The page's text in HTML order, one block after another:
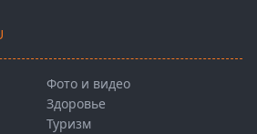
Фото и видео
Здоровье
Туризм